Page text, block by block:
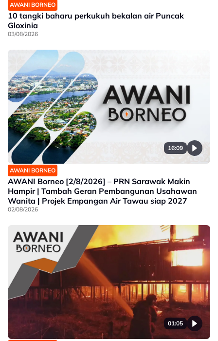
AWANI BORNEO
10 tangki baharu perkukuh bekalan air Puncak
Gloxinia
03/08/2026
16:09
AWANI BORNEO
AWANI Borneo [2/8/2026] – PRN Sarawak Makin
Hampir | Tambah Geran Pembangunan Usahawan
Wanita | Projek Empangan Air Tawau siap 2027
02/08/2026
01:05